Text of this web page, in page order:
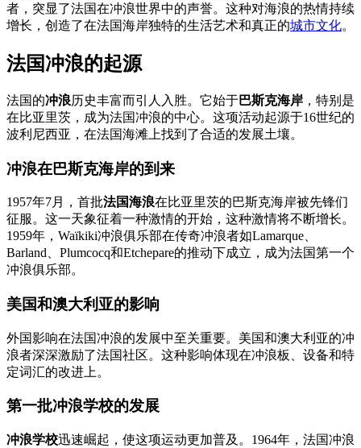
者，突显了法国在冲浪世界中的声誉。这种对海浪的热情持续
增长，创造了在法国海岸独特的生活艺术和真正的城市文化。
法国冲浪的起源
法国的冲浪历史丰富而引人入胜。它始于巴斯克海岸 ，特别是
在比亚里茨，成为法国冲浪的中心。这项活动起源于16世纪的
波利尼西亚，在法国海滩上找到了合适的发展土壤。
冲浪在巴斯克海岸的到来
1957年7月，首批法国海浪在比亚里茨的巴斯克海岸被先锋们
征服。这一天象征着一种激情的开始，这种激情将不断增长。
1959年，Waïkiki冲浪俱乐部在传奇冲浪者如Lamarque、
Barland、Plumcocq和Etchepare的推动下成立，成为法国第一个
冲浪俱乐部。
美国和澳大利亚的影响
外国影响在法国冲浪的发展中至关重要。美国和澳大利亚的冲
浪者深深激励了法国社区。这种影响体现在冲浪板、设备和特
定词汇的改进上。
第一批冲浪学校的发展
冲浪学校迅速崛起，使这项运动更加普及。1964年，法国冲浪